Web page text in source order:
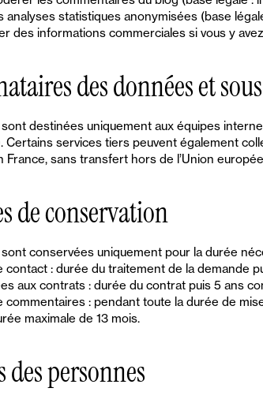
analyses statistiques anonymisées (base
des informations commerciales si vous y
des données et
destinées uniquement aux équipes
Certains services tiers peuvent également
France, sans transfert hors de l’Union
de conservation
conservées uniquement pour la durée
contact : durée du traitement de la demande
aux contrats : durée du contrat puis 5 ans
commentaires : pendant toute la durée de
maximale de 13 mois.
des personnes